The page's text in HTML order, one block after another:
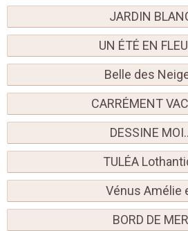
JARDIN
UN ÉTÉ EN
Belle des
CARRÉMENT
DESSINE
TULÉA
Vénus Amélie
BORD DE